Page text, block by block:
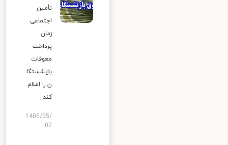
تأمین
اجتماعی
زمان
پرداخت
معوقات
بازنشستگا
ن را اعلام
کند
1405/05/
07